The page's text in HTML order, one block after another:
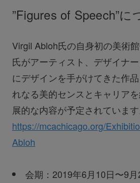
”Figures of Speech”に
Virgil Abloh氏の自身初の美術
氏がアーティスト、デザイナ
にデザインを手がけてきた作
れなる美的センスとキャリア
展的な内容が予定されています
https://mcachicago.org/
Abloh
会期：2019年6月10日〜9月